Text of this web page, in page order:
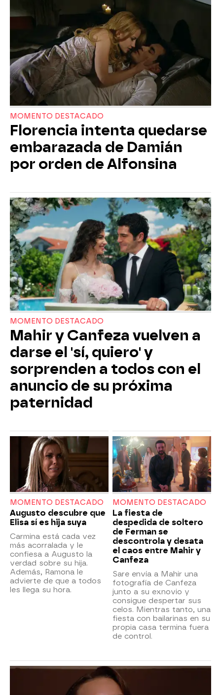
MOMENTO DESTACADO
Florencia intenta quedarse
embarazada de Damián
por orden de Alfonsina
MOMENTO DESTACADO
Mahir y Canfeza vuelven a
darse el 'sí, quiero' y
sorprenden a todos con el
anuncio de su próxima
paternidad
MOMENTO DESTACADO
Augusto descubre que
Elisa sí es hija suya
Carmina está cada vez
más acorralada y le
confiesa a Augusto la
verdad sobre su hija.
Además, Ramona le
advierte de que a todos
les llega su hora.
MOMENTO DESTACADO
La fiesta de
despedida de soltero
de Ferman se
descontrola y desata
el caos entre Mahir y
Canfeza
Sare envía a Mahir una
fotografía de Canfeza
junto a su exnovio y
consigue despertar sus
celos. Mientras tanto, una
fiesta con bailarinas en su
propia casa termina fuera
de control.